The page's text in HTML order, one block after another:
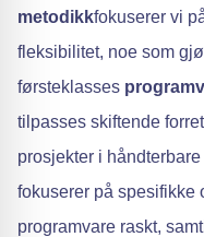
metodikkfokuserer vi
fleksibilitet, noe som
førsteklasses
tilpasses skiftende
prosjekter i
fokuserer på spesifikke
programvare raskt,